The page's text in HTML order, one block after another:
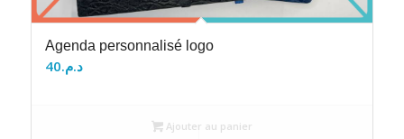
Agenda personnalisé logo
د.م.40
Ajouter au panier